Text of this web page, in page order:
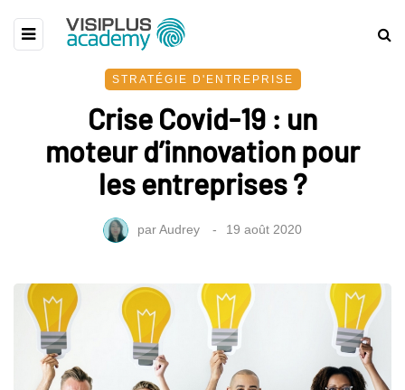
STRATÉGIE D'ENTREPRISE
Crise Covid-19 : un
moteur d’innovation pour
les entreprises ?
parAudrey 19 août 2020